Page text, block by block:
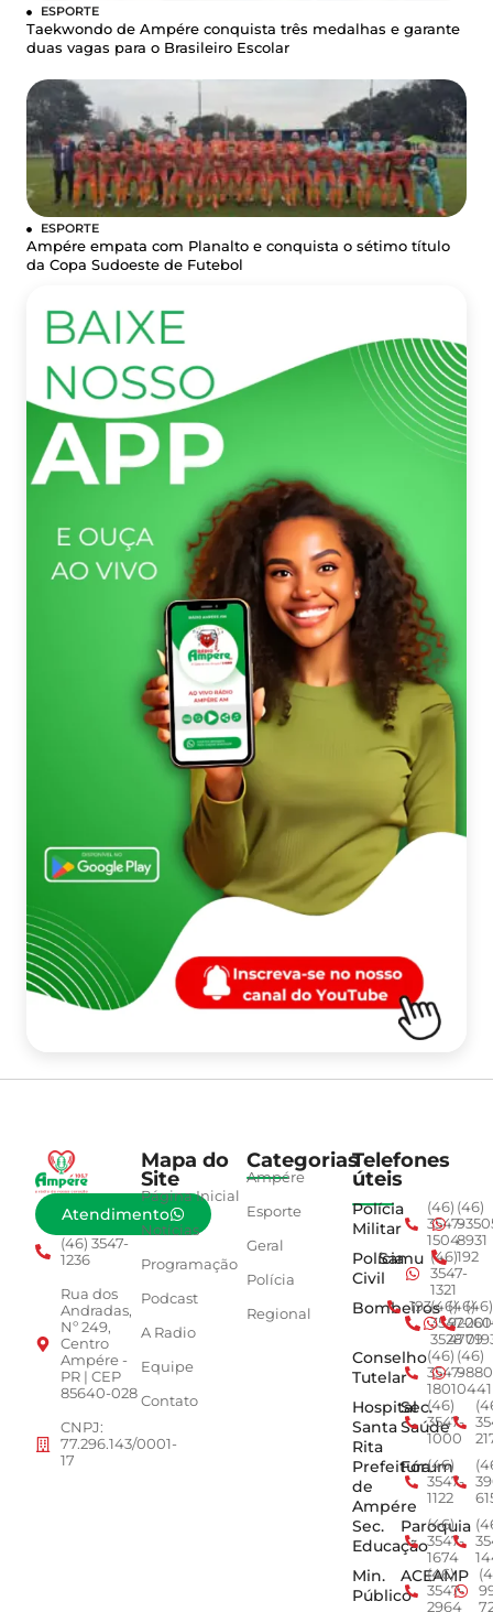
ESPORTE
Taekwondo de Ampére conquista três medalhas e garante
duas vagas para o Brasileiro Escolar
ESPORTE
Ampére empata com Planalto e conquista o sétimo título
da Copa Sudoeste de Futebol
Atendimento
(46) 3547-
1236
Rua dos
Andradas,
Nº 249,
Centro
Ampére -
PR | CEP
85640-028
CNPJ:
77.296.143/0001-
17
Mapa do
Site
Página Inicial
Notícias
Programação
Podcast
A Radio
Equipe
Contato
Categorias
Ampére
Esporte
Geral
Polícia
Regional
Telefones
úteis
Polícia
Militar
(46)
3547-
1504
(46)
8931
Polícia
Civil
Samu (46)
3547-
1321
192
Bombeiros
193(46)
3547-
3528
(46)
4779
(46)
Conselho
Tutelar
(46)
3547-
1801
(46)
0441
Hospital
Santa
Rita
Sec.
Saúde
(46)
3547-
1000
Prefeitura
de
Ampére
Fórum
(46)
3547-
1122
Sec.
Educação
Paroquia
(46)
3547-
1674
Min.
Público
ACEAMP
(46)
3547-
2964